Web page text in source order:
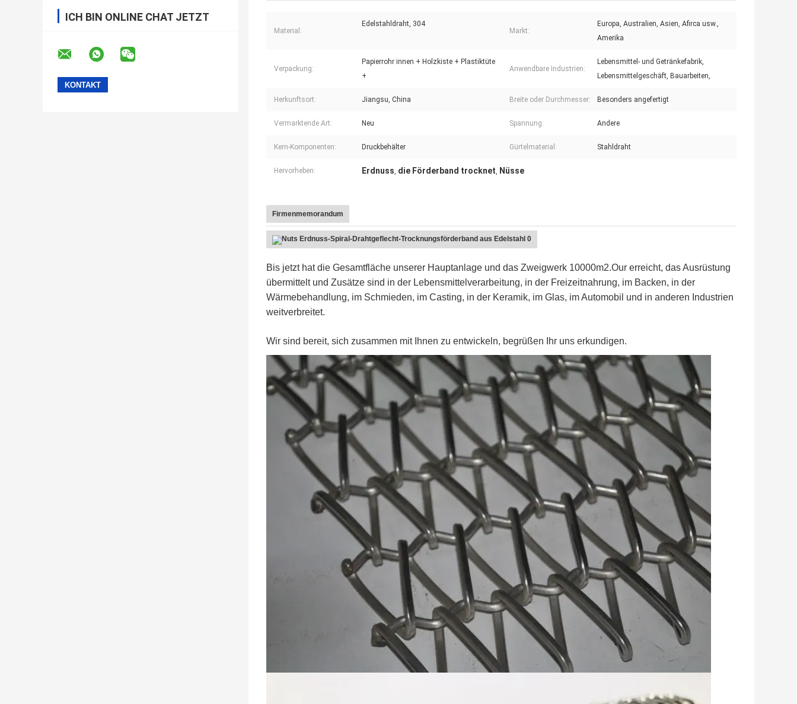
ICH BIN ONLINE CHAT JETZT
Material:
Edelstahldraht, 304
Markt:
Europa, Australien, Asien, Afirca usw.,
Amerika
Verpackung:
Papierrohr innen + Holzkiste + Plastiktüte
+
Anwendbare Industrien:
Lebensmittel- und Getränkefabrik,
Lebensmittelgeschäft, Bauarbeiten,
Herkunftsort: Jiangsu, China Breite oder Durchmesser: Besonders angefertigt
Vermarktende Art: Neu Spannung: Andere
Kern-Komponenten: Druckbehälter Gürtelmaterial: Stahldraht
Hervorheben: Erdnuss, die Förderband trocknet, Nüsse
Firmenmemorandum
Bis jetzt hat die Gesamtfläche unserer Hauptanlage und das Zweigwerk 10000m2.Our erreicht, das Ausrüstung
übermittelt und Zusätze sind in der Lebensmittelverarbeitung, in der Freizeitnahrung, im Backen, in der
Wärmebehandlung, im Schmieden, im Casting, in der Keramik, im Glas, im Automobil und in anderen Industrien
weitverbreitet.
Wir sind bereit, sich zusammen mit Ihnen zu entwickeln, begrüßen Ihr uns erkundigen.